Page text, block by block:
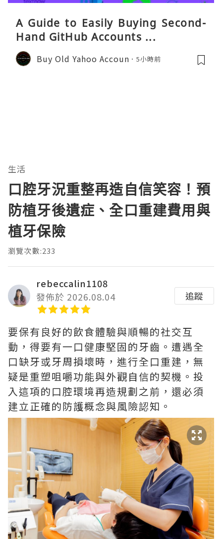
A Guide to Easily Buying Second-
Hand GitHub Accounts ...
Buy Old Yahoo Accoun 5小時前
生活
口腔牙況重整再造自信笑容！預
防植牙後遺症、全口重建費用與
植牙保險
瀏覽次數:233
rebeccalin1108
發佈於 2026.08.04
追蹤
要保有良好的飲食體驗與順暢的社交互
動，得要有一口健康堅固的牙齒。遭遇全
口缺牙或牙周損壞時，進行全口重建，無
疑是重塑咀嚼功能與外觀自信的契機。投
入這項的口腔環境再造規劃之前，還必須
建立正確的防護概念與風險認知。